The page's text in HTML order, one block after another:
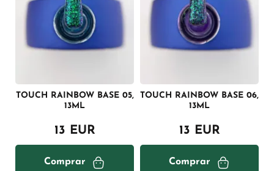
TOUCH RAINBOW BASE 05,
13ML
13 EUR
Comprar
TOUCH RAINBOW BASE 06,
13ML
13 EUR
Comprar